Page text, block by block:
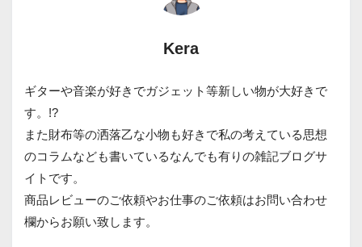
Kera
ギターや音楽が好きでガジェット等新しい物が大好きで
す。!?
また財布等の洒落乙な小物も好きで私の考えている思想
のコラムなども書いているなんでも有りの雑記ブログサ
イトです。
商品レビューのご依頼やお仕事のご依頼はお問い合わせ
欄からお願い致します。